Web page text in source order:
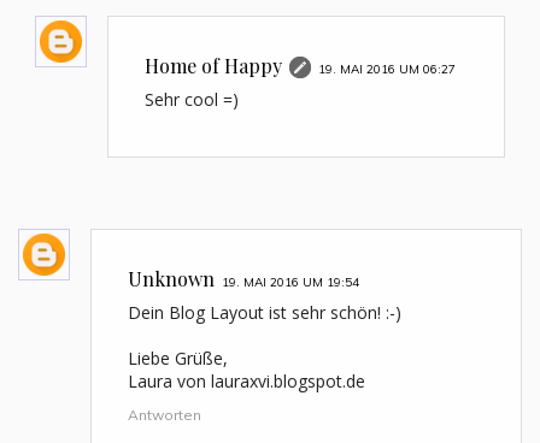
Home of Happy 19. MAI 2016 UM 06:27
Sehr cool =)
Unknown 19. MAI 2016 UM 19:54
Dein Blog Layout ist sehr schön! :-)
Liebe Grüße,
Laura von lauraxvi.blogspot.de
Antworten